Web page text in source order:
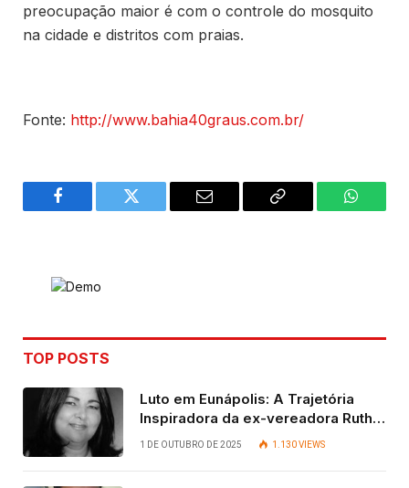
preocupação maior é com o controle do mosquito
na cidade e distritos com praias.
Fonte: http://www.bahia40graus.com.br/
Facebook Twitter Email
Copy
TOP POSTS
Luto em Eunápolis: A Trajetória
Inspiradora da ex-vereadora Ruth
Contadora
1 DE OUTUBRO DE 2025 1.130VIEWS